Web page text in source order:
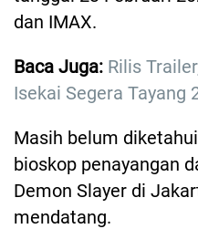
dan IMAX.
Baca Juga: Rilis
Isekai Segera Tayang
Masih belum
bioskop penayangan
Demon Slayer di
mendatang.